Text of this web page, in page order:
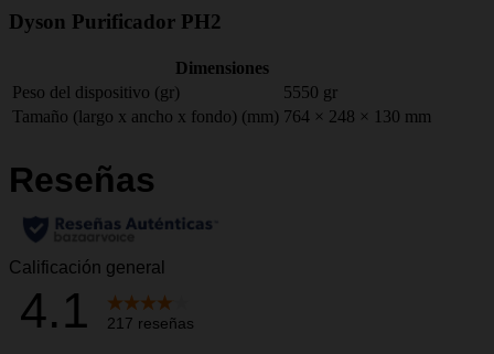
Dyson Purificador PH2
Dimensiones
Peso del dispositivo (gr)
5550 gr
Tamaño (largo x ancho x fondo) (mm) 764 × 248 × 130 mm